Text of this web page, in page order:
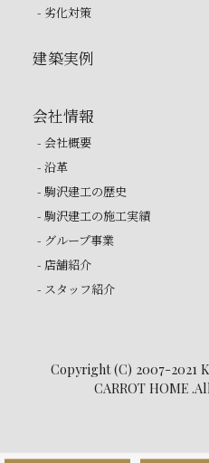
- 劣化対策
建築実例
会社情報
- 会社概要
- 沿革
- 駒沢建工の歴史
- 駒沢建工の施工実績
- グループ事業
- 店舗紹介
- スタッフ紹介
Copyright (C) 2007-2021
CARROT HOME